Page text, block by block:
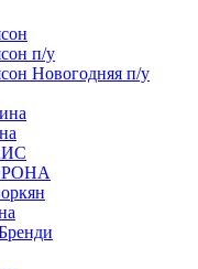
п/у
Новогодняя п/у